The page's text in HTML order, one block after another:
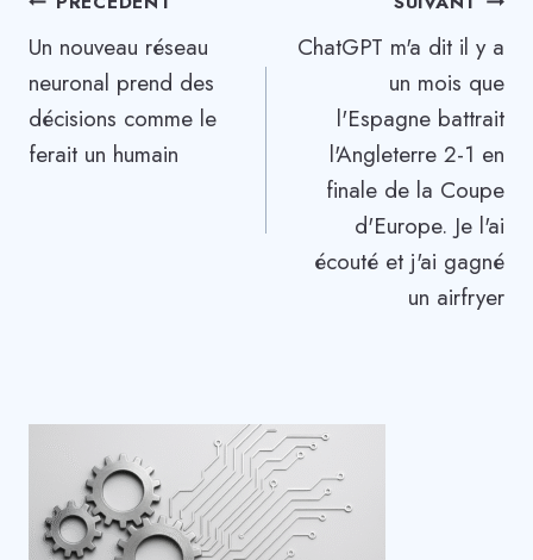
de
l’article
Un nouveau réseau
neuronal prend des
décisions comme le
ferait un humain
ChatGPT m'a dit il y a
un mois que
l'Espagne battrait
l'Angleterre 2-1 en
finale de la Coupe
d'Europe. Je l'ai
écouté et j'ai gagné
un airfryer